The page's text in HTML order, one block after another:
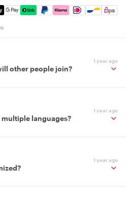
Discover, Apple Pay, Google
1 year ago
other people join?
1 year ago
languages?
1 year ago